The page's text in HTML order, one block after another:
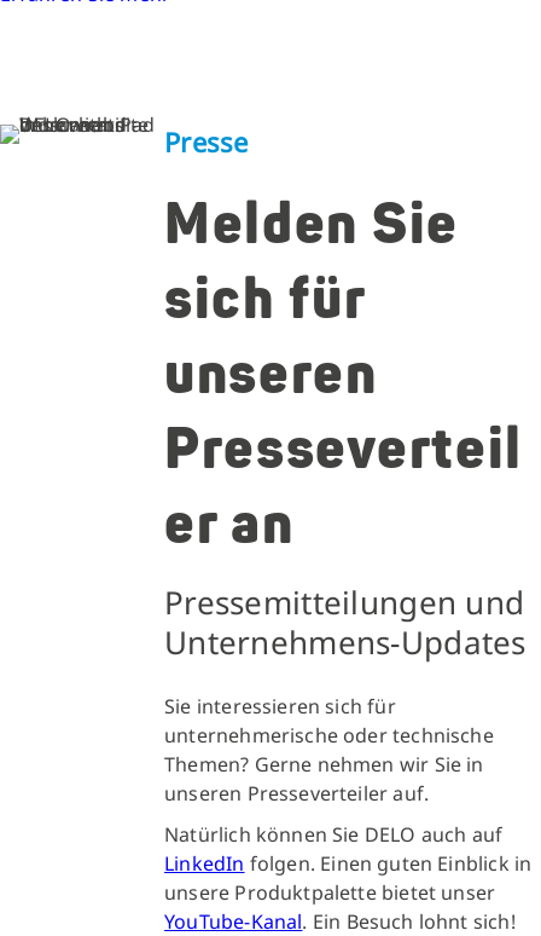
Presse
Melden Sie
sich für
unseren
Presseverteil
er an
Pressemitteilungen und
Unternehmens-Updates
Sie interessieren sich für
unternehmerische oder technische
Themen? Gerne nehmen wir Sie in
unseren Presseverteiler auf.
Natürlich können Sie DELO auch auf
LinkedIn folgen. Einen guten Einblick in
unsere Produktpalette bietet unser
YouTube-Kanal. Ein Besuch lohnt sich!